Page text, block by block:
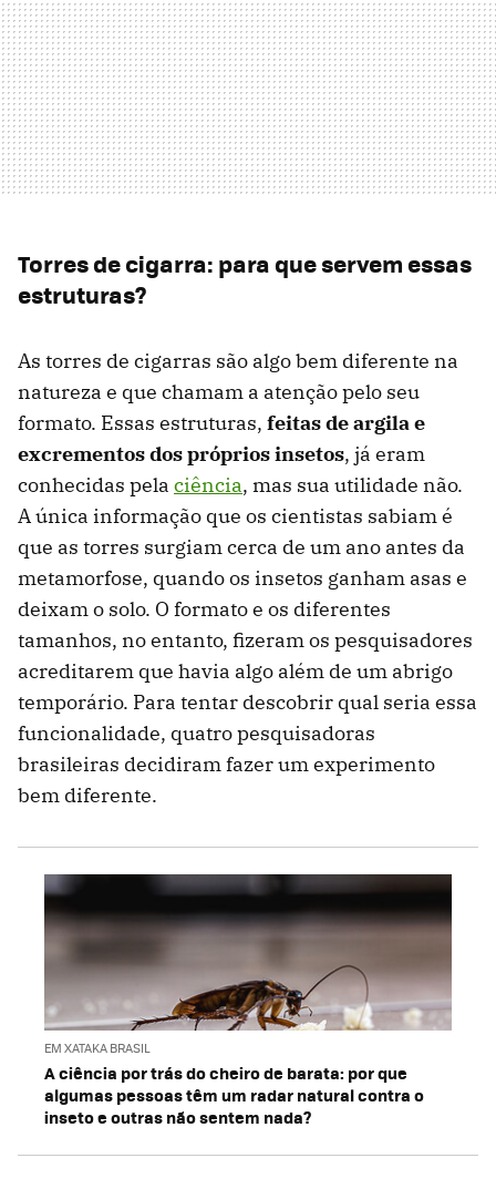
Torres de cigarra: para que servem essas
estruturas?
As torres de cigarras são algo bem diferente na
natureza e que chamam a atenção pelo seu
formato. Essas estruturas, feitas de argila e
excrementos dos próprios insetos, já eram
conhecidas pela ciência, mas sua utilidade não.
A única informação que os cientistas sabiam é
que as torres surgiam cerca de um ano antes da
metamorfose, quando os insetos ganham asas e
deixam o solo. O formato e os diferentes
tamanhos, no entanto, fizeram os pesquisadores
acreditarem que havia algo além de um abrigo
temporário. Para tentar descobrir qual seria essa
funcionalidade, quatro pesquisadoras
brasileiras decidiram fazer um experimento
bem diferente.
EM XATAKA BRASIL
A ciência por trás do cheiro de barata: por que
algumas pessoas têm um radar natural contra o
inseto e outras não sentem nada?